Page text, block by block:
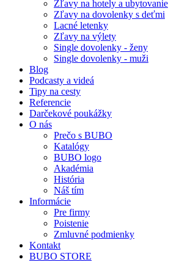
Zľavy na hotely a ubytovanie
Zľavy na dovolenky s deťmi
Lacné letenky
Zľavy na výlety
Single dovolenky - ženy
Single dovolenky - muži
Blog
Podcasty a videá
Tipy na cesty
Referencie
Darčekové poukážky
O nás
Prečo s BUBO
Katalógy
BUBO logo
Akadémia
História
Náš tím
Informácie
Pre firmy
Poistenie
Zmluvné podmienky
Kontakt
BUBO STORE